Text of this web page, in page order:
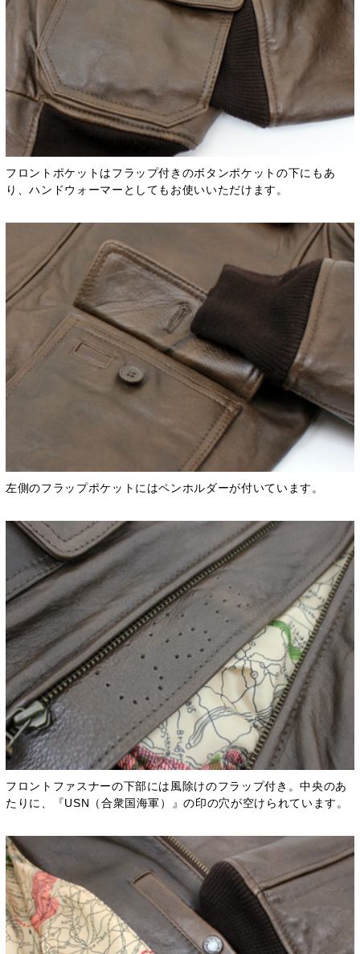
フロントポケットはフラップ付きのボタンポケットの下にもあ
り、ハンドウォーマーとしてもお使いいただけます。
左側のフラップポケットにはペンホルダーが付いています。
フロントファスナーの下部には風除けのフラップ付き。中央のあ
たりに、『USN（合衆国海軍）』の印の穴が空けられています。